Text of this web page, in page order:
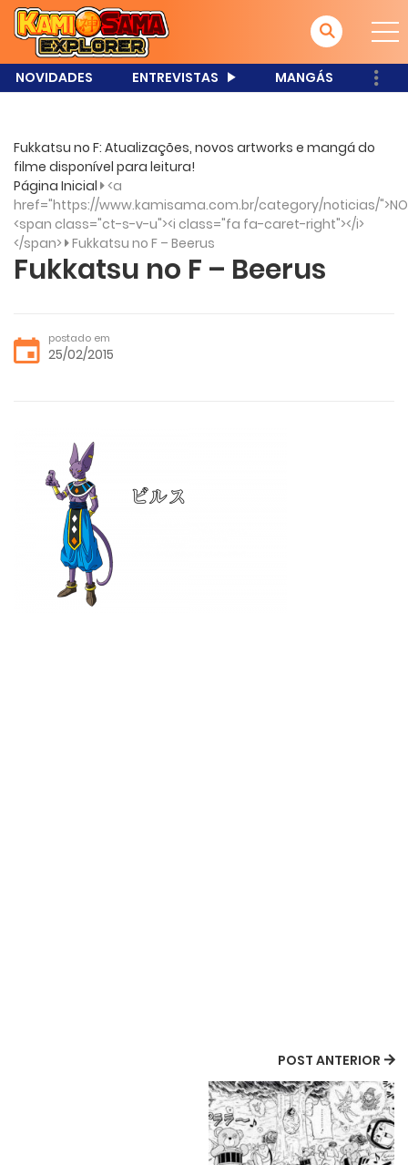
NOVIDADES ENTREVISTAS MANGÁS
Fukkatsu no F: Atualizações, novos artworks e mangá do
filme disponível para leitura!
Página Inicial <a
href="https://www.kamisama.com.br/category/noticias/
<span class="ct-s-v-u"><i class="fa fa-caret-right"></i>
</span> Fukkatsu no F – Beerus
Fukkatsu no F – Beerus
postado em
25/02/2015
POST ANTERIOR